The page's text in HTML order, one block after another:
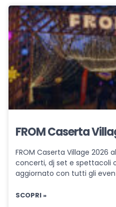
FROM Caserta
FROM Caserta Village 2026
concerti, dj set e spettacoli
aggiornato con tutti gli
SCOPRI »